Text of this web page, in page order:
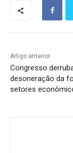
Artigo anterior
Congresso
desoneração da
setores